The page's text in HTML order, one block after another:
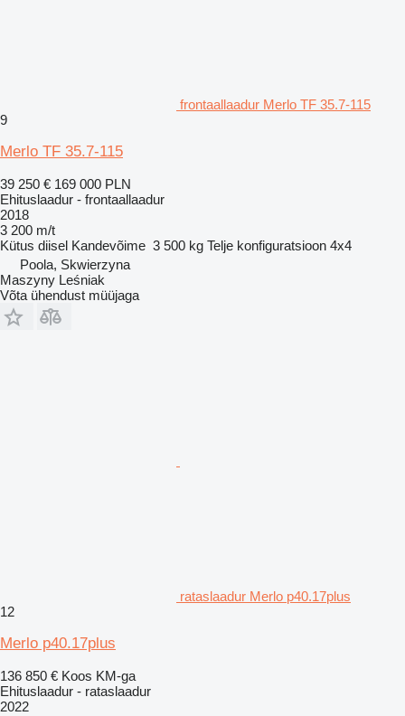
frontaallaadur Merlo TF 35.7-115
9
Merlo TF 35.7-115
39 250 € 169 000 PLN
Ehituslaadur - frontaallaadur
2018
3 200 m/t
Kütus diisel Kandevõime 3 500 kg Telje konfiguratsioon 4x4
Poola, Skwierzyna
Maszyny Leśniak
Võta ühendust müüjaga
rataslaadur Merlo p40.17plus
12
Merlo p40.17plus
136 850 € Koos KM-ga
Ehituslaadur - rataslaadur
2022